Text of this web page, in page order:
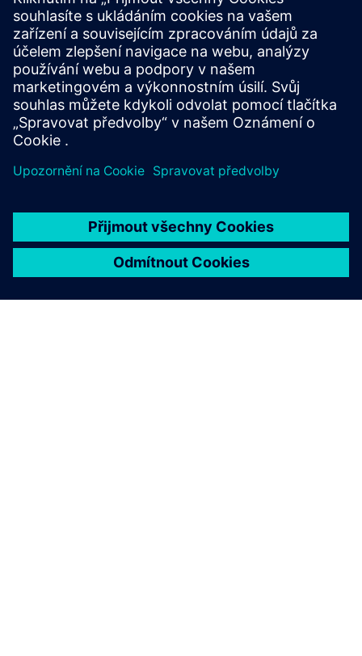
TXOne Portable Inspector
Portable Inspector je přenosný nástroj USB OT bez
instalace, jehož cílem je vyzbrojit operátory OT proti
škodlivým činům.
Další informace